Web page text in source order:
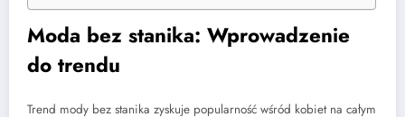
Moda bez stanika: Wprowadzenie
do trendu
Trend mody bez stanika zyskuje popularność wśród kobiet na całym